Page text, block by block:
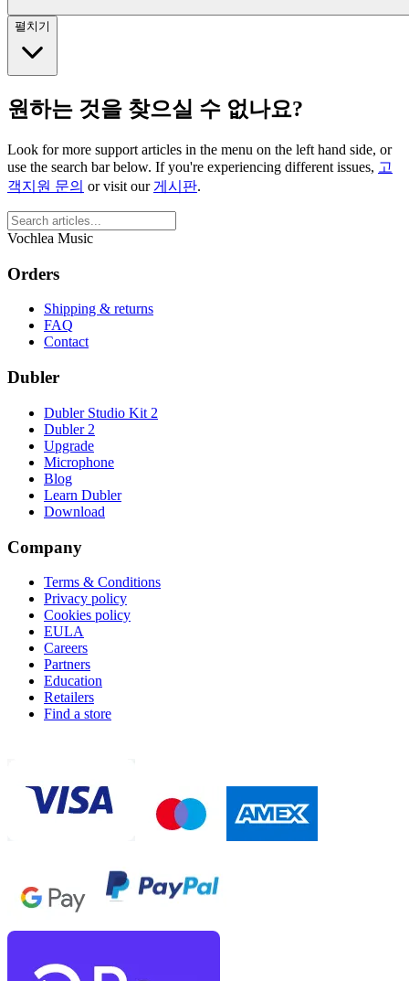
펼치기
원하는 것을 찾으실 수 없나요?
Look for more support articles in the menu on the left hand side, or
use the search bar below. If you're experiencing different issues, 고
객지원 문의 or visit our 게시판.
Vochlea Music
Orders
Shipping & returns
FAQ
Contact
Dubler
Dubler Studio Kit 2
Dubler 2
Upgrade
Microphone
Blog
Learn Dubler
Download
Company
Terms & Conditions
Privacy policy
Cookies policy
EULA
Careers
Partners
Education
Retailers
Find a store